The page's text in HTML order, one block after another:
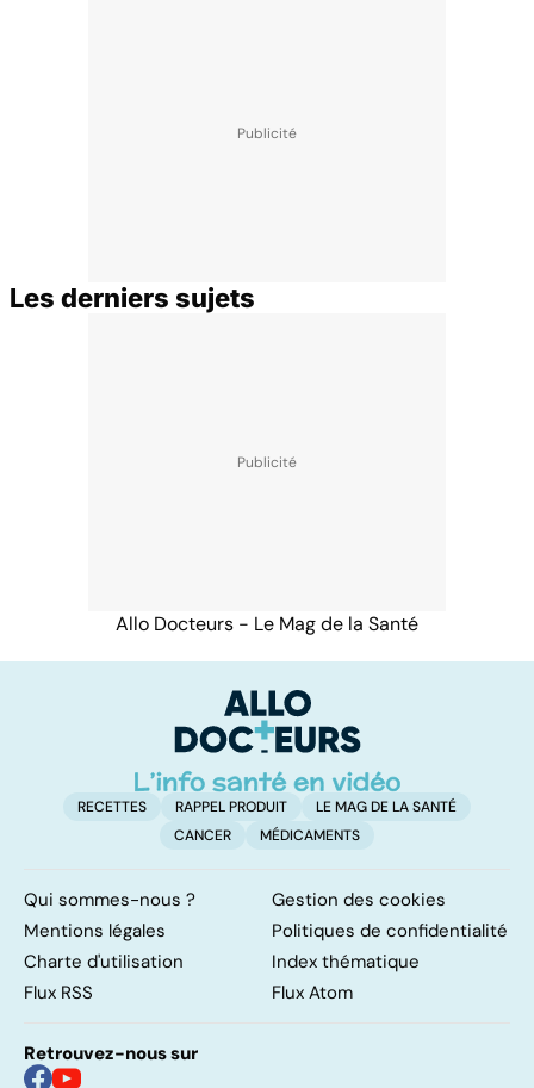
Les derniers sujets
Allo Docteurs - Le Mag de la Santé
RECETTES RAPPEL PRODUIT
LE MAG DE LA SANTÉ
CANCER
MÉDICAMENTS
Qui sommes-nous ?
Gestion des cookies
Mentions légales
Politiques de confidentialité
Charte d'utilisation
Index thématique
Flux RSS
Flux Atom
Retrouvez-nous sur